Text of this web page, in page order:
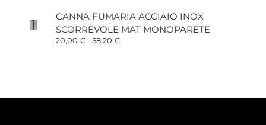
prezzo:
da
34,00 €
CANNA FUMARIA ACCIAIO INOX
SCORREVOLE MAT MONOPARETE
20,00 €-58,20 €Fascia